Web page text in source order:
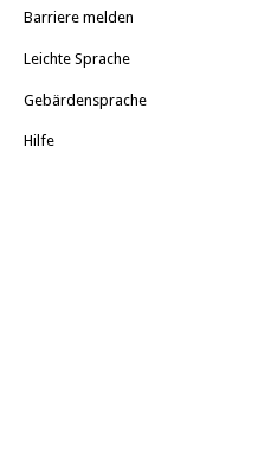
Barriere melden
Leichte Sprache
Gebärdensprache
Hilfe